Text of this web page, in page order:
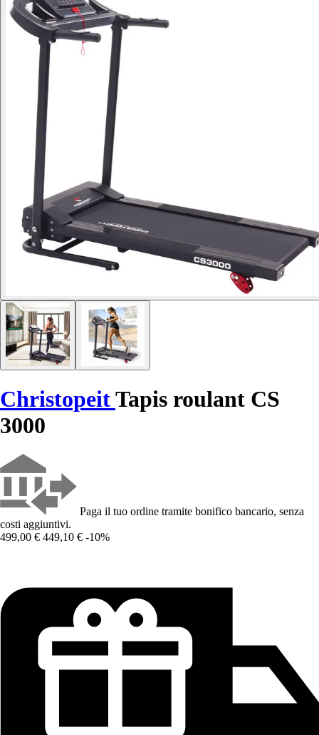
ChristopeitTapis roulant CS
3000
Paga il tuo ordine tramite bonifico bancario, senza
costi aggiuntivi.
499,00 € 449,10 € -10%